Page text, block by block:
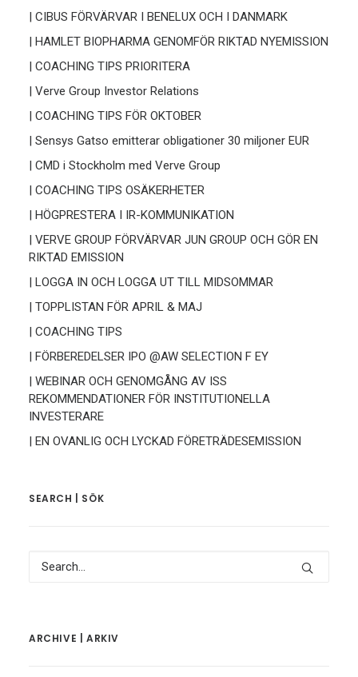
| CIBUS FÖRVÄRVAR I BENELUX OCH I DANMARK
| HAMLET BIOPHARMA GENOMFÖR RIKTAD NYEMISSION
| COACHING TIPS PRIORITERA
| Verve Group Investor Relations
| COACHING TIPS FÖR OKTOBER
| Sensys Gatso emitterar obligationer 30 miljoner EUR
| CMD i Stockholm med Verve Group
| COACHING TIPS OSÄKERHETER
| HÖGPRESTERA I IR-KOMMUNIKATION
| VERVE GROUP FÖRVÄRVAR JUN GROUP OCH GÖR EN
RIKTAD EMISSION
| LOGGA IN OCH LOGGA UT TILL MIDSOMMAR
| TOPPLISTAN FÖR APRIL & MAJ
| COACHING TIPS
| FÖRBEREDELSER IPO @AW SELECTION F EY
| WEBINAR OCH GENOMGÅNG AV ISS
REKOMMENDATIONER FÖR INSTITUTIONELLA
INVESTERARE
| EN OVANLIG OCH LYCKAD FÖRETRÄDESEMISSION
SEARCH | SÖK
ARCHIVE | ARKIV